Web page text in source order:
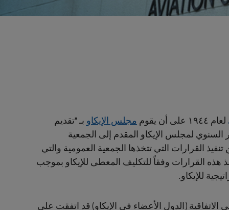
لعام ١٩٤٤ على أن يقوم مجلس الإيكاو بـ "تقديم
السنوي لمجلس الإيكاو ‏المقدم إلى الجمعية
القرارات التي تتخذها الجمعية العمومية والتي
هذه القرارات وفقاً للتكليف المعطى للإيكاو بموجب
للإيكاو.
الاتفاقية (الدول الأعضاء في الإيكاو) قد اتفقت على